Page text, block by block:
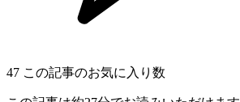
47 この記事のお気に入り数